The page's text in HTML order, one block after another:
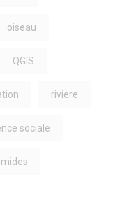
oiseau
QGIS
riviere
sociale